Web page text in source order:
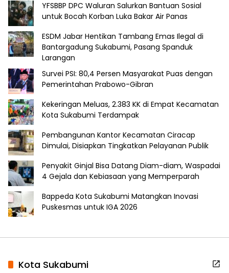
YFSBBP DPC Waluran Salurkan Bantuan Sosial
untuk Bocah Korban Luka Bakar Air Panas
ESDM Jabar Hentikan Tambang Emas Ilegal di
Bantargadung Sukabumi, Pasang Spanduk
Larangan
Survei PSI: 80,4 Persen Masyarakat Puas dengan
Pemerintahan Prabowo-Gibran
Kekeringan Meluas, 2.383 KK di Empat Kecamatan
Kota Sukabumi Terdampak
Pembangunan Kantor Kecamatan Ciracap
Dimulai, Disiapkan Tingkatkan Pelayanan Publik
Penyakit Ginjal Bisa Datang Diam-diam, Waspadai
4 Gejala dan Kebiasaan yang Memperparah
Bappeda Kota Sukabumi Matangkan Inovasi
Puskesmas untuk IGA 2026
Kota Sukabumi